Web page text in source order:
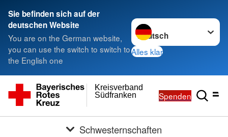
Sie befinden sich auf der
deutschen Website
You are on the German website,
you can use the switch to switch to
the English one
Sprache wechseln zu
Alles klar
Südfranken
Kreisverband
Spenden
Schwesternschaften